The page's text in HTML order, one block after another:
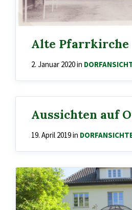
Alte Pfarrkirche
2. Januar 2020in
Aussichten auf
19. April 2019in